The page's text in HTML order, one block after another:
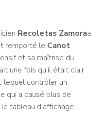
Recoletas Zamoraa
remporté le Canot
et sa maîtrise du
une fois qu’il était clair
lequel contrôler un
qui a causé plus de
tableau d’affichage.